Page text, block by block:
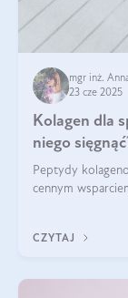
mgr inż.
23 cze 2025
Kolagen dla
niego
Peptydy
cennym
CZYTAJ